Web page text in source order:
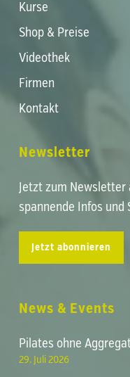
Kurse
Shop & Preise
Videothek
Firmen
Kontakt
Newsletter
Jetzt zum
spannende Infos und
Jetzt abonnieren
News & Events
Pilates ohne
29. Juli 2026